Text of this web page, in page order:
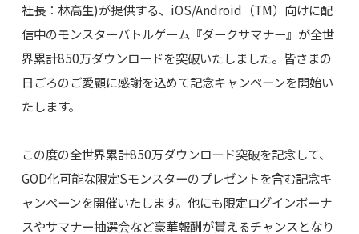
社長：林高生)が提供する、iOS/Android（TM）向けに配
信中のモンスターバトルゲーム『ダークサマナー』が全世
界累計850万ダウンロードを突破いたしました。皆さまの
日ごろのご愛顧に感謝を込めて記念キャンペーンを開始い
たします。
この度の全世界累計850万ダウンロード突破を記念して、
GOD化可能な限定Sモンスターのプレゼントを含む記念キ
ャンペーンを開催いたします。他にも限定ログインボーナ
スやサマナー抽選会など豪華報酬が貰えるチャンスとなり